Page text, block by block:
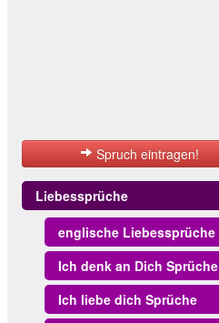
Spruch eintragen!
Liebessprüche
englische Liebessprüche
Ich denk an Dich Sprüche
Ich liebe dich Sprüche